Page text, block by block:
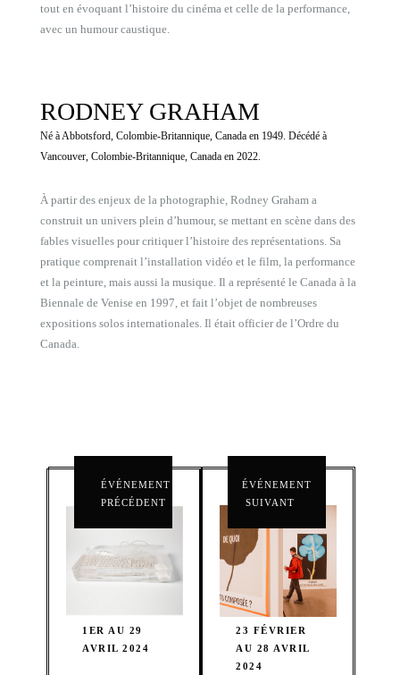
tout en évoquant l’histoire du cinéma et celle de la performance,
avec un humour caustique.
RODNEY GRAHAM
Né à Abbotsford, Colombie-Britannique, Canada en 1949. Décédé à
Vancouver, Colombie-Britannique, Canada en 2022.
À partir des enjeux de la photographie, Rodney Graham a
construit un univers plein d’humour, se mettant en scène dans des
fables visuelles pour critiquer l’histoire des représentations. Sa
pratique comprenait l’installation vidéo et le film, la performance
et la peinture, mais aussi la musique. Il a représenté le Canada à la
Biennale de Venise en 1997, et fait l’objet de nombreuses
expositions solos internationales. Il était officier de l’Ordre du
Canada.
ÉVÉNEMENT
PRÉCÉDENT
1ER AU 29
AVRIL 2024
ÉVÉNEMENT
SUIVANT
23 FÉVRIER
AU 28 AVRIL
2024